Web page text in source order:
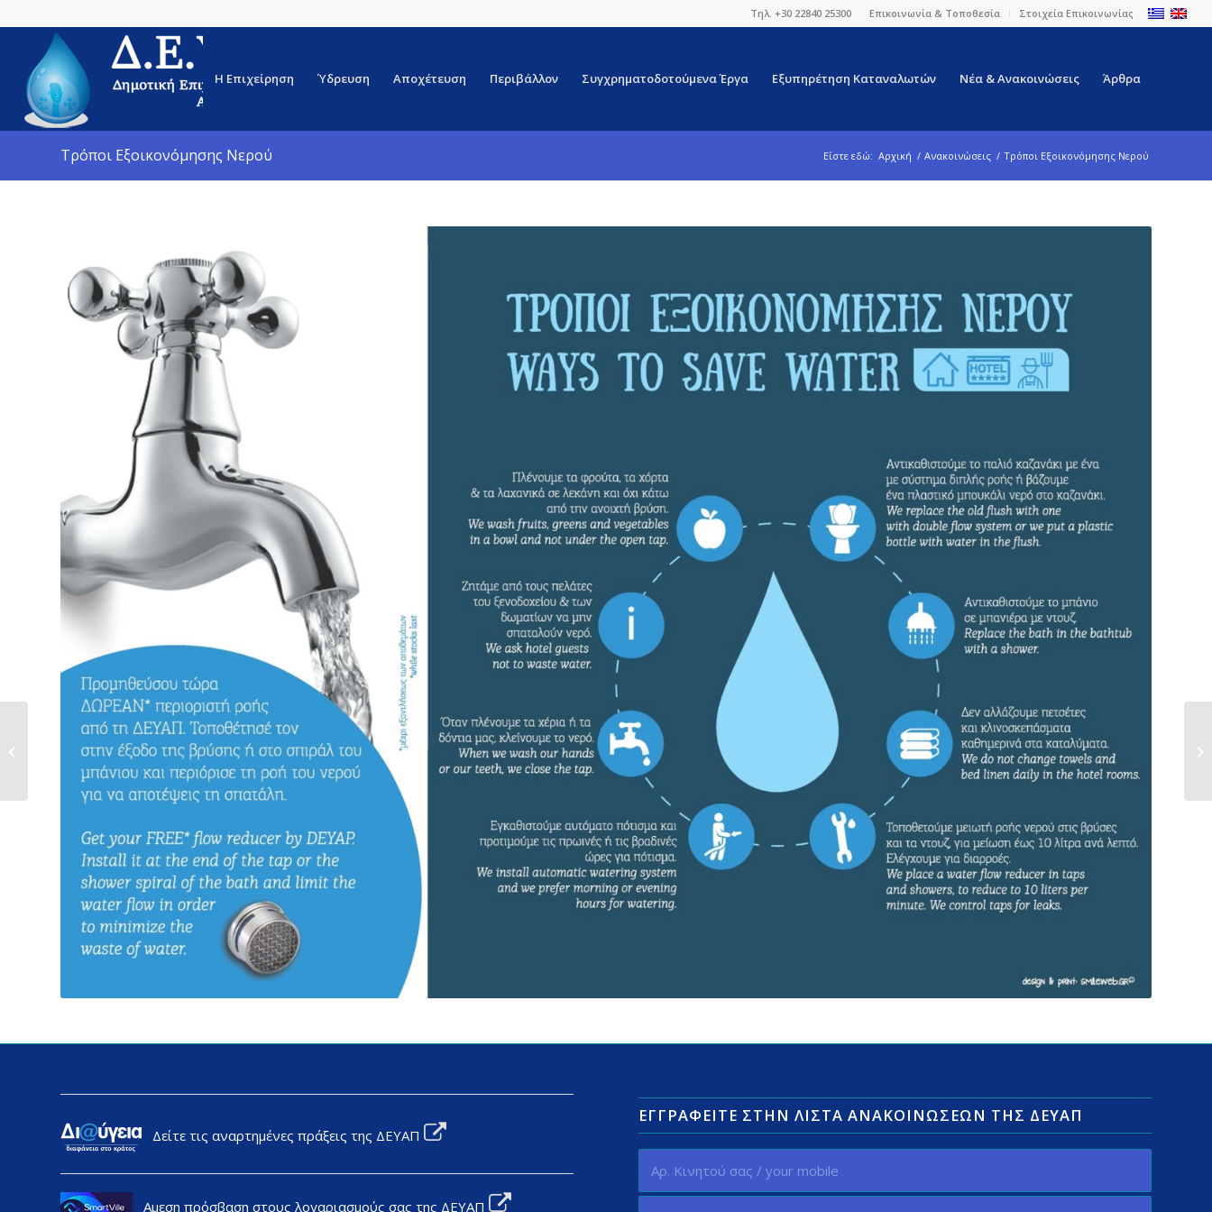
Επικοινωνία & Τοποθεσία Στοιχεία Επικοινωνίας
Τηλ. +30 22840 25300
Η Επιχείρηση Ύδρευση Αποχέτευση Περιβάλλον Συγχρηματοδοτούμενα Έργα Εξυπηρέτηση Καταναλωτών Νέα & Ανακοινώσεις Άρθρα
Τρόποι Εξοικονόμησης Νερού Είστε εδώ: Αρχική / Ανακοινώσεις / Τρόποι Εξοικονόμησης Νερού
Δείτε τις αναρτημένες πράξεις της ΔΕΥΑΠ
Αμεση πρόσβαση στους λογαριασμούς σας της ΔΕΥΑΠ
ΕΓΓΡΑΦΕΊΤΕ ΣΤΗΝ ΛΊΣΤΑ ΑΝΑΚΟΙΝΏΣΕΩΝ ΤΗΣ ΔΕΥΑΠ
ΠΡΟΣΚΛΗΣΗ Δ.Σ.
Δ.Ε.Υ.Α.Π. ΠΑΡΑΣΚΕΥΗ
09-08-2019